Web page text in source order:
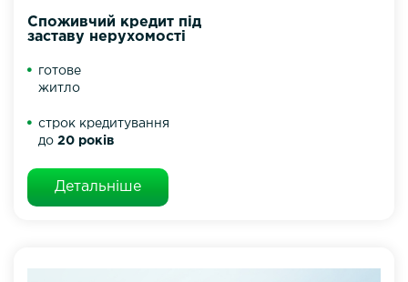
Споживчий кредит під
заставу нерухомості
готове
житло
строк кредитування
до 20 років
Детальніше